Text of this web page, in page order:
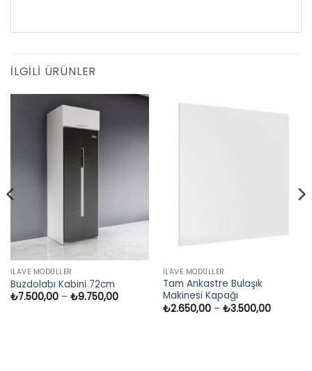
İLGILI ÜRÜNLER
İLAVE MODÜLLER
Buzdolabı Kabini 72cm
₺7.500,00 – ₺9.750,00Fiyat
₺7.500,00
İLAVE MODÜLLER
Tam Ankastre Bulaşık
Makinesi Kapağı
₺2.650,00 – ₺3.500,00Fiyat